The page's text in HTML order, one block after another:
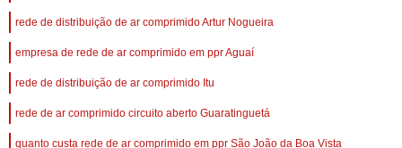
rede de distribuição de ar comprimido Artur Nogueira
empresa de rede de ar comprimido em ppr Aguaí
rede de distribuição de ar comprimido Itu
rede de ar comprimido circuito aberto Guaratinguetá
quanto custa rede de ar comprimido em ppr São João da Boa Vista